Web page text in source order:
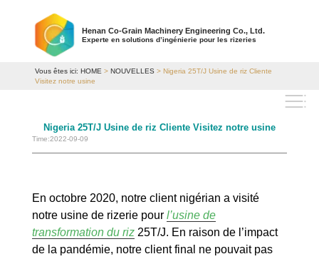
Henan Co-Grain Machinery Engineering Co., Ltd.
Experte en solutions d’ingénierie pour les rizeries
Vous êtes ici: HOME >NOUVELLES > Nigeria 25T/J Usine de riz Cliente
Visitez notre usine
Nigeria 25T/J Usine de riz Cliente Visitez notre usine
Time:2022-09-09
En octobre 2020, notre client nigérian a visité
notre usine de rizerie pour l’usine de
transformation du riz25T/J. En raison de l’impact
de la pandémie, notre client final ne pouvait pas